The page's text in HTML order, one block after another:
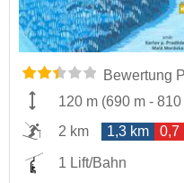
Bewertung
120 m (690 m - 810
2 km
1,3 km 0,7
1 Lift/Bahn